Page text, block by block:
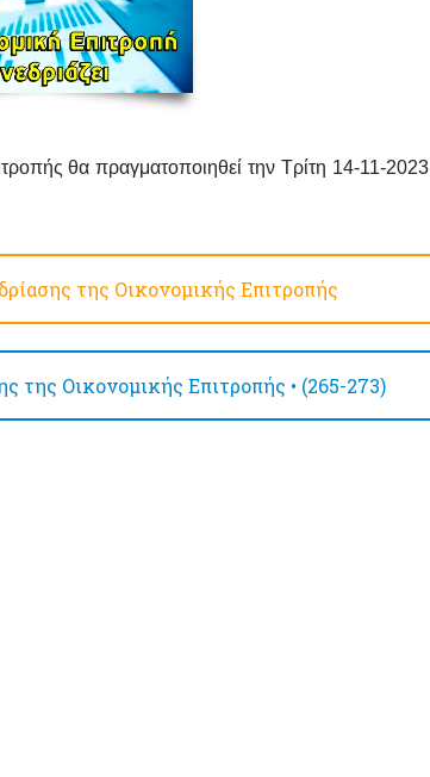
θα πραγματοποιηθείτην Τρίτη 14-11-2023
της Οικονομικής Επιτροπής
της Οικονομικής Επιτροπής • (265-273)